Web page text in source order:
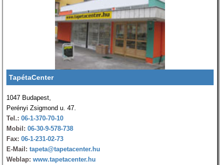
TapétaCenter
1047 Budapest,
Perényi Zsigmond u. 47.
Tel.: 06-1-370-70-10
Mobil: 06-30-9-578-738
Fax: 06-1-231-02-73
E-Mail: tapeta@tapetacenter.hu
Weblap: www.tapetacenter.hu